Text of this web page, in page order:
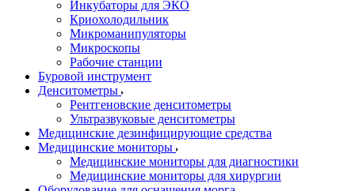
Инкубаторы для ЭКО
Криохолодильник
Микроманипуляторы
Микроскопы
Рабочие станции
Буровой инструмент
Денситометры
Рентгеновские денситометры
Ультразвуковые денситометры
Медицинские дезинфицирующие средства
Медицинские мониторы
Медицинские мониторы для диагностики
Медицинские мониторы для хирургии